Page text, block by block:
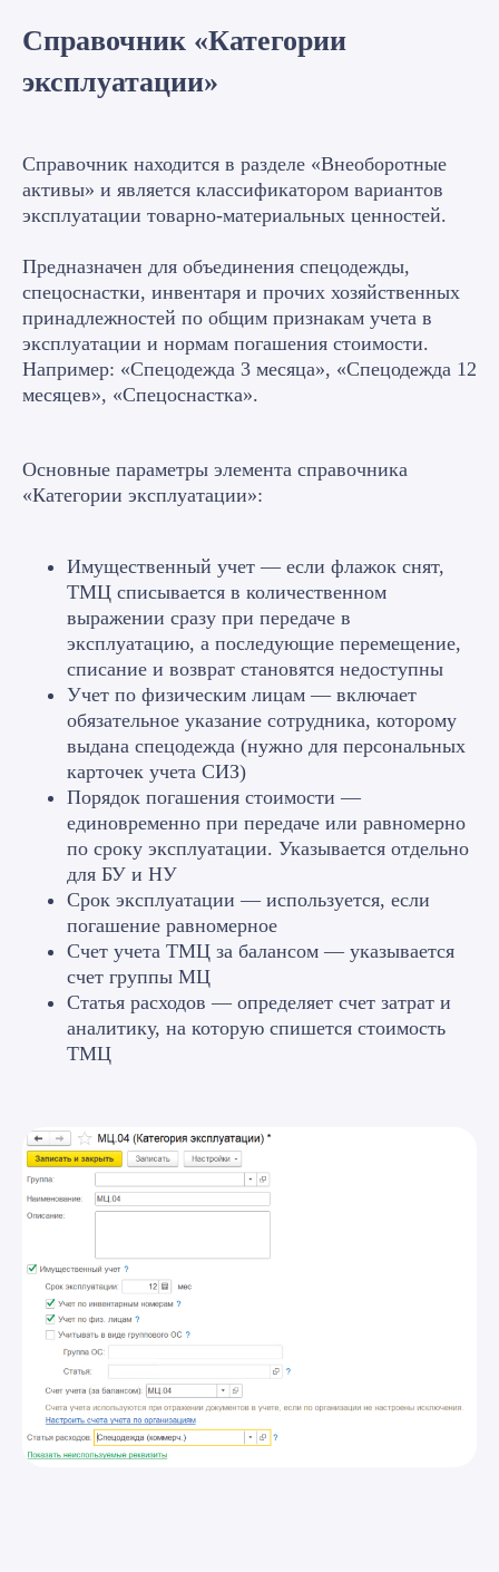
Справочник «Категории
эксплуатации»
Справочник находится в разделе «Внеоборотные
активы» и является классификатором вариантов
эксплуатации товарно-материальных ценностей.
Предназначен для объединения спецодежды,
спецоснастки, инвентаря и прочих хозяйственных
принадлежностей по общим признакам учета в
эксплуатации и нормам погашения стоимости.
Например: «Спецодежда 3 месяца», «Спецодежда 12
месяцев», «Спецоснастка».
Основные параметры элемента справочника
«Категории эксплуатации»:
Имущественный учет — если флажок снят,
ТМЦ списывается в количественном
выражении сразу при передаче в
эксплуатацию, а последующие перемещение,
списание и возврат становятся недоступны
Учет по физическим лицам — включает
обязательное указание сотрудника, которому
выдана спецодежда (нужно для персональных
карточек учета СИЗ)
Порядок погашения стоимости —
единовременно при передаче или равномерно
по сроку эксплуатации. Указывается отдельно
для БУ и НУ
Срок эксплуатации — используется, если
погашение равномерное
Счет учета ТМЦ за балансом — указывается
счет группы МЦ
Статья расходов — определяет счет затрат и
аналитику, на которую спишется стоимость
ТМЦ